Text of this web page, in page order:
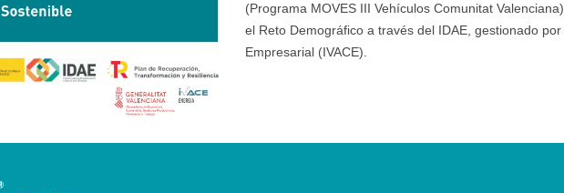
(Programa MOVES III Vehículos Comunitat
el Reto Demográfico a través del IDAE, gestionado
Empresarial (IVACE).